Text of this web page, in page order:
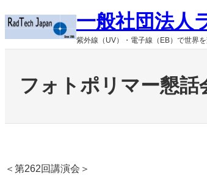
容
ス
一般社団法人
紫外線（UV）・電子線（EB）で世界
フォトポリマー懇話
＜第262回講演会＞